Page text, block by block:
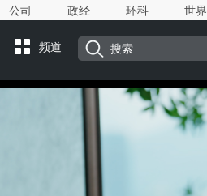
公司 政经 环科 世界
频道